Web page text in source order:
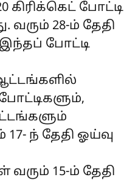
கிரிக்கெட் போட்டி
வரும் 28-ம் தேதி
போட்டி
17- ந் தேதி ஓய்வு
வரும் 15-ம் தேதி